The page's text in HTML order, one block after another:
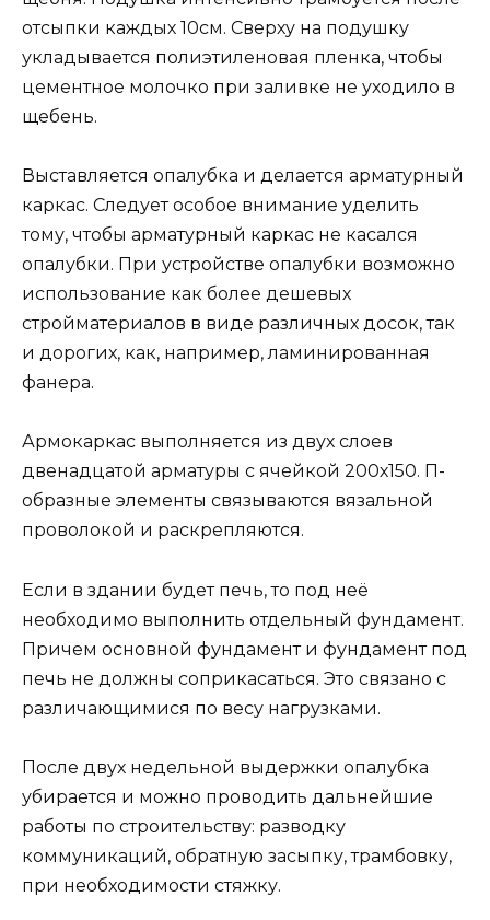
отсыпки каждых 10см. Сверху на подушку
укладывается полиэтиленовая пленка, чтобы
цементное молочко при заливке не уходило в
щебень.
Выставляется опалубка и делается арматурный
каркас. Следует особое внимание уделить
тому, чтобы арматурный каркас не касался
опалубки. При устройстве опалубки возможно
использование как более дешевых
стройматериалов в виде различных досок, так
и дорогих, как, например, ламинированная
фанера.
Армокаркас выполняется из двух слоев
двенадцатой арматуры с ячейкой 200х150. П-
образные элементы связываются вязальной
проволокой и раскрепляются.
Если в здании будет печь, то под неё
необходимо выполнить отдельный фундамент.
Причем основной фундамент и фундамент под
печь не должны соприкасаться. Это связано с
различающимися по весу нагрузками.
После двух недельной выдержки опалубка
убирается и можно проводить дальнейшие
работы по строительству: разводку
коммуникаций, обратную засыпку, трамбовку,
при необходимости стяжку.